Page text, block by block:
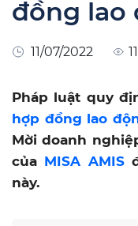
đồng lao
11/07/2022
Pháp luật quy
hợp đồng lao
Mời doanh
của MISA AMIS
này.